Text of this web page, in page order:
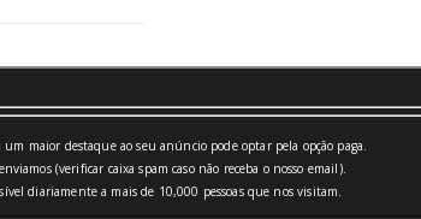
maior destaque ao seu anúncio pode optar pela opção paga.
(verificar caixa spam caso não receba o nosso email).
diariamente a mais de 10,000 pessoas que nos visitam.